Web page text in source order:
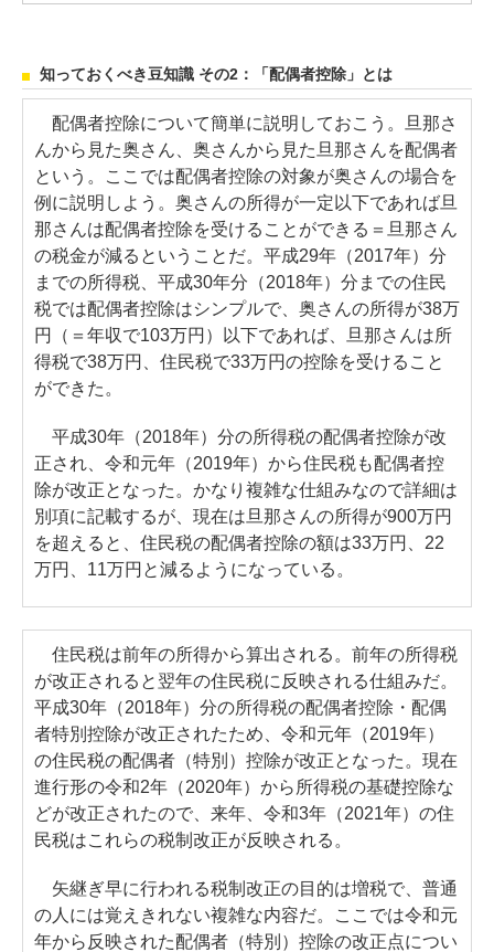
知っておくべき豆知識 その2：「配偶者控除」とは
配偶者控除について簡単に説明しておこう。旦那さ
んから見た奥さん、奥さんから見た旦那さんを配偶者
という。ここでは配偶者控除の対象が奥さんの場合を
例に説明しよう。奥さんの所得が一定以下であれば旦
那さんは配偶者控除を受けることができる＝旦那さん
の税金が減るということだ。平成29年（2017年）分
までの所得税、平成30年分（2018年）分までの住民
税では配偶者控除はシンプルで、奥さんの所得が38万
円（＝年収で103万円）以下であれば、旦那さんは所
得税で38万円、住民税で33万円の控除を受けること
ができた。
平成30年（2018年）分の所得税の配偶者控除が改
正され、令和元年（2019年）から住民税も配偶者控
除が改正となった。かなり複雑な仕組みなので詳細は
別項に記載するが、現在は旦那さんの所得が900万円
を超えると、住民税の配偶者控除の額は33万円、22
万円、11万円と減るようになっている。
住民税は前年の所得から算出される。前年の所得税
が改正されると翌年の住民税に反映される仕組みだ。
平成30年（2018年）分の所得税の配偶者控除・配偶
者特別控除が改正されたため、令和元年（2019年）
の住民税の配偶者（特別）控除が改正となった。現在
進行形の令和2年（2020年）から所得税の基礎控除な
どが改正されたので、来年、令和3年（2021年）の住
民税はこれらの税制改正が反映される。
矢継ぎ早に行われる税制改正の目的は増税で、普通
の人には覚えきれない複雑な内容だ。ここでは令和元
年から反映された配偶者（特別）控除の改正点につい